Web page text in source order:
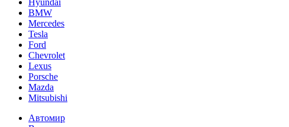
BMW
Mercedes
Tesla
Ford
Chevrolet
Lexus
Porsche
Mazda
Mitsubishi
Автомир